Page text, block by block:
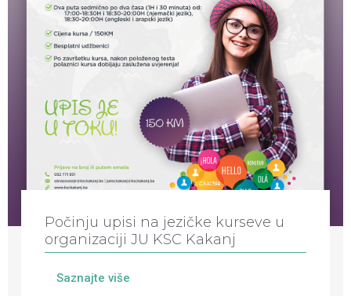
Počinju upisi na jezičke kurseve u
organizaciji JU KSC Kakanj
Saznajte više